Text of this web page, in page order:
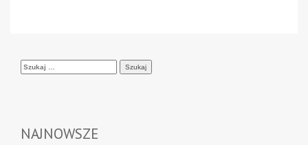
Szukaj:
NAJNOWSZE